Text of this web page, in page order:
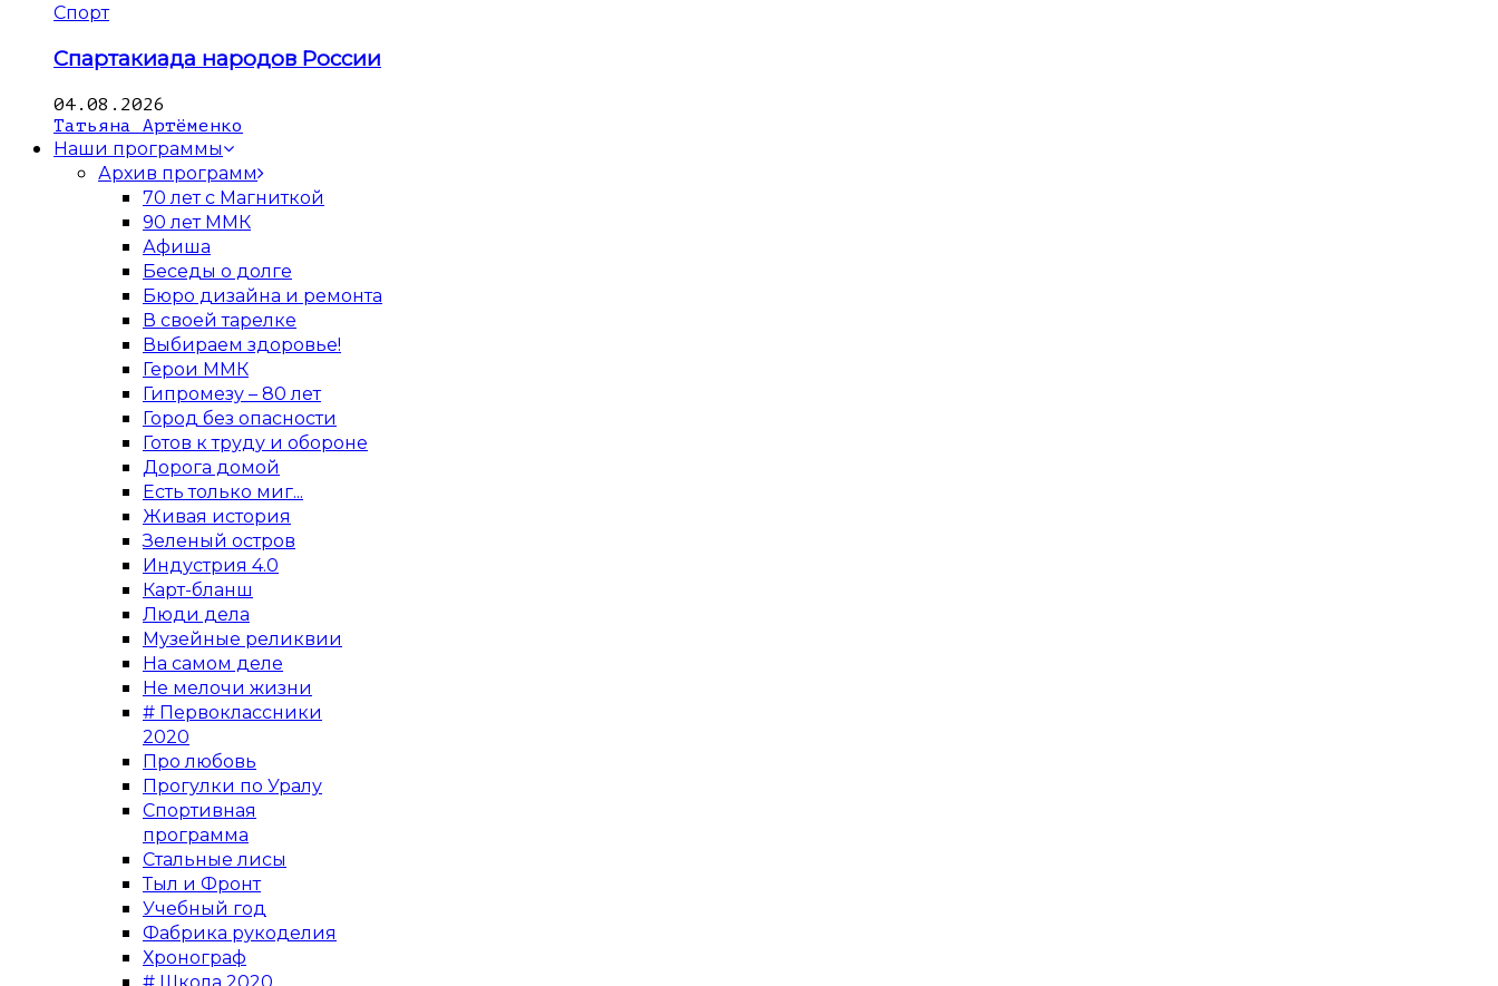
Спорт
Спартакиада народов России
04.08.2026
Татьяна Артёменко
Наши программы
Архив программ
70 лет с Магниткой
90 лет ММК
Афиша
Беседы о долге
Бюро дизайна и ремонта
В своей тарелке
Выбираем здоровье!
Герои ММК
Гипромезу – 80 лет
Город без опасности
Готов к труду и обороне
Дорога домой
Есть только миг...
Живая история
Зеленый остров
Индустрия 4.0
Карт-бланш
Люди дела
Музейные реликвии
На самом деле
Не мелочи жизни
# Первоклассники
2020
Про любовь
Прогулки по Уралу
Спортивная
программа
Стальные лисы
Тыл и Фронт
Учебный год
Фабрика рукоделия
Хронограф